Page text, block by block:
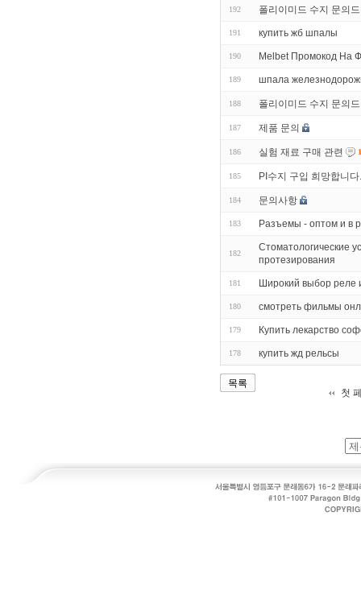
192 폴리이미드 수지 문의
191 купить жб шпалы
190 Melbet Промокод На
189 шпала
188 폴리이미드 수지 문의
187 제품 문의
186 실험 재료 구매 관련 1
185 PI수지 구입 희망합니다.
184 문의사항
183 Разъемы - оптом и в
182
Стоматологические
протезирования
181 Широкий выбор реле
180 смотреть фильмы
179 Купить лекарство
178 купить жд рельсы
목록
첫